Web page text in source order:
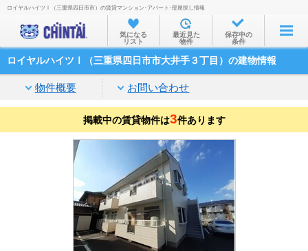
お部屋を探す
沿線・駅から
家賃相場から
通勤通学時間から
物件特集から
不動産会社から
TOP
ロイヤルハイツⅠ（三重県四日市市）の賃貸マンション･アパート･部屋探し情報
気になる
リスト
最近見た
物件
保存中の
条件
ロイヤルハイツⅠ（三重県四日市市大井手３丁目）の建物情報
物件概要 お問い合わせ
掲載中の賃貸物件は3件あります